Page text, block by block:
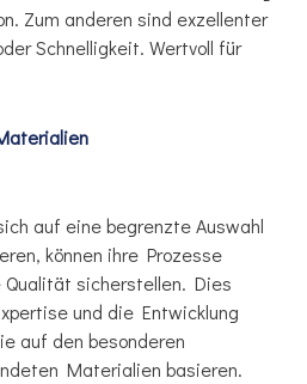
Zum anderen sind exzellenter
Schnelligkeit. Wertvoll für
auf eine begrenzte Auswahl
können ihre Prozesse
Qualität sicherstellen. Dies
und die Entwicklung
auf den besonderen
Materialien basieren.